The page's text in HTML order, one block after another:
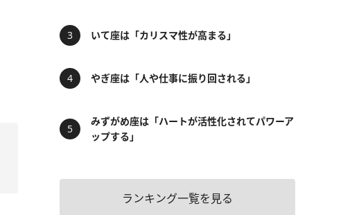
いて座は「カリスマ性が高まる」
やぎ座は「人や仕事に振り回される」
みずがめ座は「ハートが活性化されてパワーア
ップする」
ランキング一覧を見る